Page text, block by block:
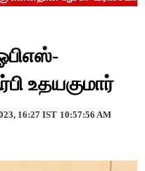
உதயகுமார்
16:27 IST 10:57:56 AM